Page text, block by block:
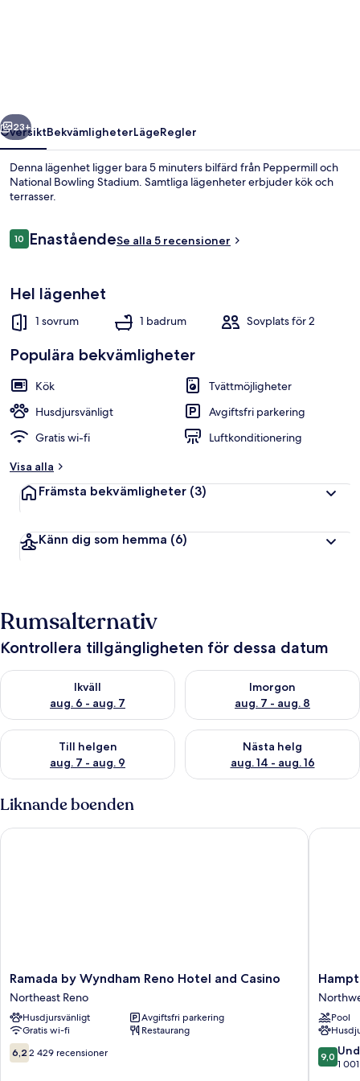
Apt,
Walk
to
Midtown
Nästa
23+
ÖversiktBekvämligheterLägeRegler
Denna lägenhet ligger bara 5 minuters bilfärd från Peppermill och
National Bowling Stadium. Samtliga lägenheter erbjuder kök och
terrasser.
Recensioner
1010 av 10,
EnaståendeSe alla 5 recensioner
Hel lägenhet
1 sovrum 1 badrum Sovplats för 2
Populära bekvämligheter
Kök
Tvättmöjligheter
Husdjursvänligt
Avgiftsfri parkering
Gratis wi-fi
Luftkonditionering
Visa alla
Främsta bekvämligheter (3)
Känn dig som hemma (6)
Rumsalternativ
Kontrollera tillgängligheten för dessa datum
Ikväll
aug. 6 - aug. 7
Kontrollera tillgängligheten för ikväll aug. 6 - aug. 7
Imorgon
aug. 7 - aug. 8
Kontrollera tillgängligheten
Till helgen
aug. 7 - aug. 9
Kontrollera tillgängligheten för den här helgen aug. 7 - aug. 9
Nästa helg
aug. 14 - aug. 16
Kontrollera tillgängligheten
Liknande boenden
Ramada
by
Wyndham
Reno
Hotel
and
Casino
Ramada by Wyndham Reno Hotel and Casino
Northeast Reno
Husdjursvänligt
Avgiftsfri parkering
Gratis wi-fi
Restaurang
6.2
av
6,2 2 429 recensioner
Ramada by Wyndham Reno Hotel and Casino
Inn
&
Suites
Reno
West
Pool
9.0
av
9,0
1